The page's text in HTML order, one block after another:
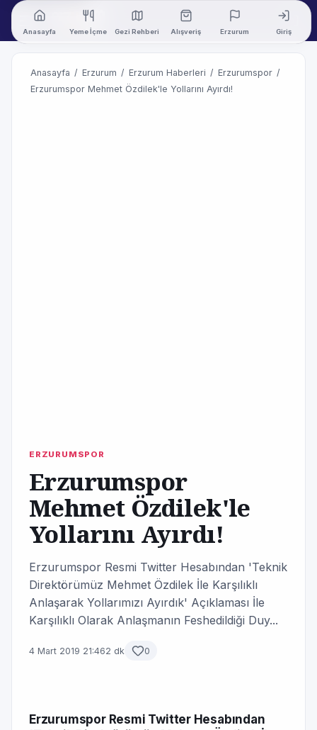
Anasayfa Yeme İçme Gezi Rehberi Alışveriş Erzurum Giriş
Anasayfa / Erzurum / Erzurum Haberleri / Erzurumspor /
Erzurumspor Mehmet Özdilek'le Yollarını Ayırdı!
ERZURUMSPOR
Erzurumspor
Mehmet Özdilek'le
Yollarını Ayırdı!
Erzurumspor Resmi Twitter Hesabından 'Teknik
Direktörümüz Mehmet Özdilek İle Karşılıklı
Anlaşarak Yollarımızı Ayırdık' Açıklaması İle
Karşılıklı Olarak Anlaşmanın Feshedildiği Duy...
4 Mart 2019 21:462 dk 0
Erzurumspor Resmi Twitter Hesabından